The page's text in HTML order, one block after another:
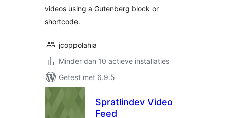
videos using a Gutenberg block or
shortcode.
jcoppolahia
Minder dan 10 actieve installaties
Getest met 6.9.5
Spratlindev Video
Feed